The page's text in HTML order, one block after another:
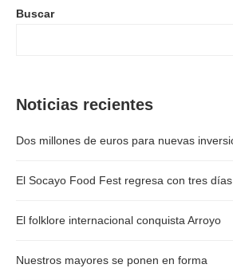
Buscar
Noticias recientes
Dos millones de euros para nuevas
El Socayo Food Fest regresa con tres
El folklore internacional conquista Arroyo
Nuestros mayores se ponen en forma